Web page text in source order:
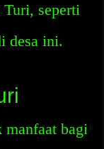
Turi, seperti
desa ini.
bagi